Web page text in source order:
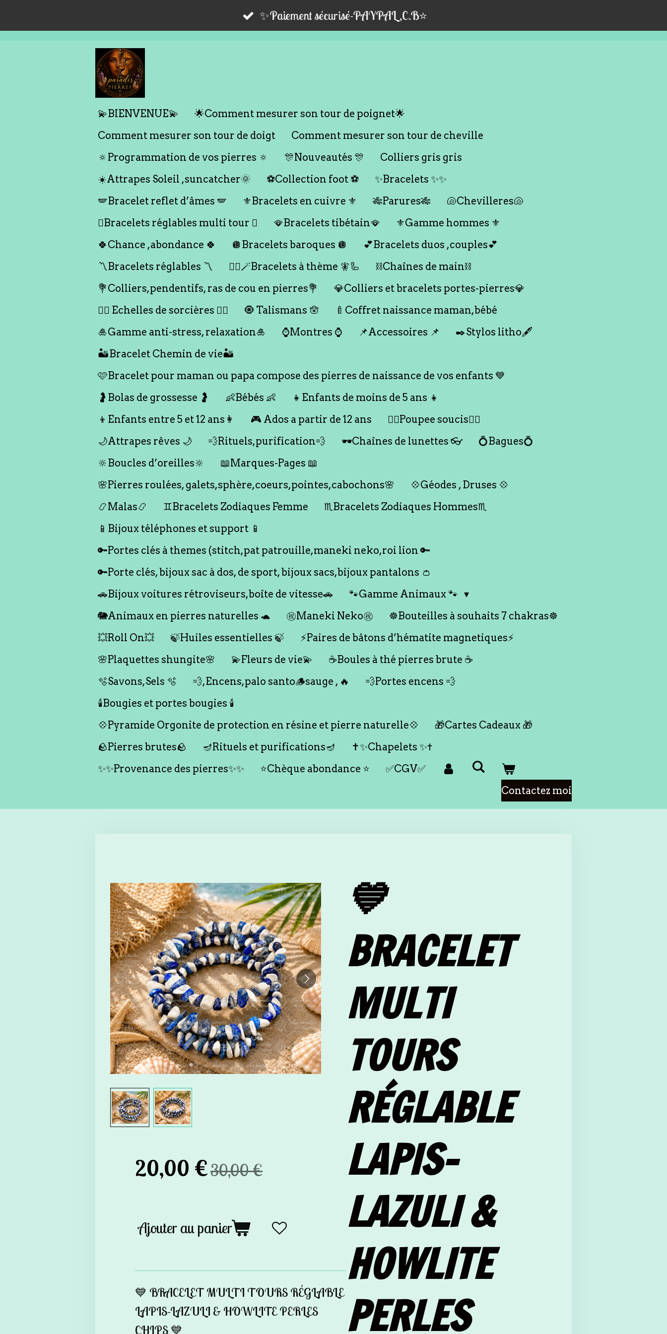
au
✨Paiement sécurisé-PAYPAL,C.B⭐️
💫BIENVENUE💫
🌟Comment mesurer son tour de poignet🌟
Comment mesurer son tour de doigt
Comment mesurer son tour de cheville
🔅Programmation de vos pierres 🔅
🎊Nouveautés 🎊
Colliers gris gris
☀️Attrapes Soleil ,suncatcher🌞
⚽️Collection foot ⚽️
✨Bracelets ✨✨
🪽Bracelet reflet d’âmes 🪽
⚜️Bracelets en cuivre ⚜️ 🎋Parures🎋
🐚Chevilleres🐚
🪎Bracelets réglables multi tour 🪎
🪭Bracelets tibétain🪭
⚜️Gamme hommes ⚜️
🍀Chance ,abondance 🍀
🪩Bracelets baroques 🪩
💕Bracelets duos ,couples💕
〽️Bracelets réglables 〽️
🧞‍♂️🪄Bracelets à thème 🧚🦾
⛓️Chaînes de main⛓️
💐Colliers,pendentifs, ras de cou en pierres💐
💎Colliers et bracelets portes-pierres💎
🧙‍♀️ Echelles de sorcières 🧙‍♀️
🧿 Talismans 🪬
🍼Coffret naissance maman,bébé
🎍Gamme anti-stress, relaxation🎍
⌚️Montres ⌚️ 📌Accessoires 📌
✒️Stylos litho🖋️
🏜️Bracelet Chemin de vie🏜️
🩷Bracelet pour maman ou papa compose des pierres de naissance de vos enfants 💙
🤰Bolas de grossesse 🤰
👶Bébés 👶
👧Enfants de moins de 5 ans 👧
👦Enfants entre 5 et 12 ans👩
🎮 Ados a partir de 12 ans
🙇‍♂️Poupee soucis🙇‍♀️
🌙Attrapes rêves 🌙
💨Rituels,purification💨 🕶️Chaînes de lunettes 👓
💍Bagues💍
🔆Boucles d’oreilles🔆
📖Marques-Pages 📖
🌸Pierres roulées, galets,sphère,coeurs,pointes,cabochons🌸
💠Géodes , Druses 💠
📿Malas📿
♊️Bracelets Zodiaques Femme
♏️Bracelets Zodiaques Hommes♏️
📱Bijoux téléphones et support 📱
🔑Portes clés à themes (stitch,pat patrouille,maneki neko,roi lion 🔑
🔑Porte clés, bijoux sac à dos, de sport, bijoux sacs,bijoux pantalons 👛
🚗Bijoux voitures rétroviseurs,boîte de vitesse🚗
🐾Gamme Animaux 🐾
🐘Animaux en pierres naturelles 🐢
㊗️Maneki Neko㊗️
☸️Bouteilles à souhaits 7 chakras☸️
💥Roll On💥
🍃Huiles essentielles 🍃
⚡️Paires de bâtons d’hématite magnetiques⚡️
🌸Plaquettes shungite🌸
💫Fleurs de vie💫
☕️Boules à thé pierres brute ☕️
🫧Savons,Sels 🫧
💨,Encens,palo santo🪵sauge , 🔥
💨Portes encens 💨
🕯️Bougies et portes bougies 🕯️
💠Pyramide Orgonite de protection en résine et pierre naturelle💠
🎁Cartes Cadeaux 🎁
🪨Pierres brutes🪨
🪔Rituels et purifications🪔
✝️✨Chapelets ✨✝️
✨✨Provenance des pierres✨✨
⭐️Chèque abondance ⭐️
✅CGV✅
Contactez moi
💙
BRACELET
MULTI
TOURS
RÉGLABLE
LAPIS-
LAZULI &
HOWLITE
PERLES
20,00 €30,00 €
Ajouter au panier
💙 BRACELET MULTI TOURS RÉGLABLE
LAPIS-LAZULI & HOWLITE PERLES
CHIPS 💙